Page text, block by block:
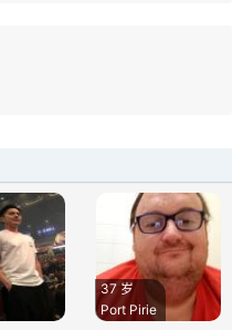
37 岁
Port Pirie